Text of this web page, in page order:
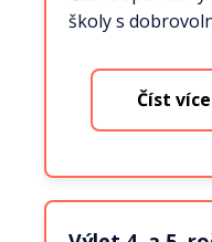
školy s
Číst více